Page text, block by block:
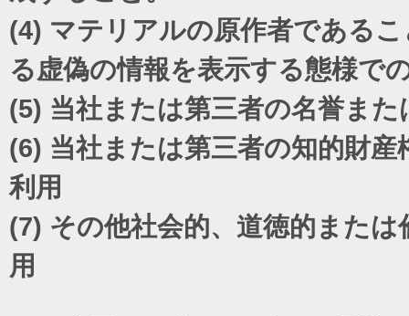
(4) マテリアルの原作者である
る虚偽の情報を表示する態様で
(5) 当社または第三者の名誉ま
(6) 当社または第三者の知的財
利用
(7) その他社会的、道徳的また
用